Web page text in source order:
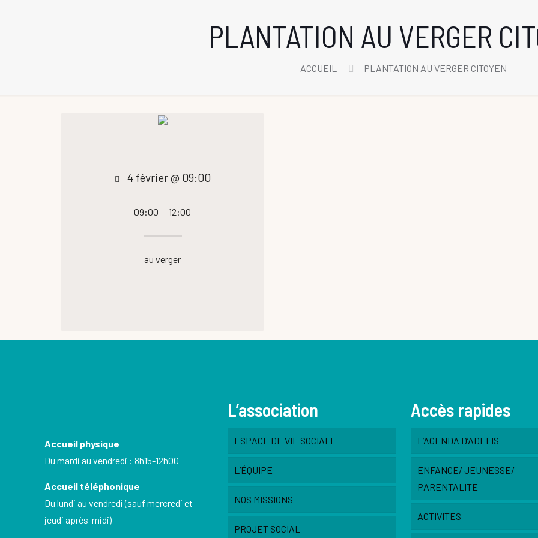
PLANTATION AU VERGER
ACCUEIL PLANTATION AU VERGER CITOYEN
4 février @ 09:00
09:00 — 12:00
au verger
Accueil physique
Du mardi au vendredi : 8h15-12h00
Accueil téléphonique
Du lundi au vendredi (sauf mercredi et
jeudi après-midi)
L’association
ESPACE DE VIE SOCIALE
L’ÉQUIPE
NOS MISSIONS
PROJET SOCIAL
Accès rapides
L’AGENDA D’ADELIS
ENFANCE/ JEUNESSE/
PARENTALITE
ACTIVITES